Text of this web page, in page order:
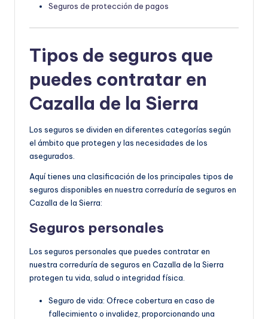
Seguros de protección de pagos
Tipos de seguros que
puedes contratar en
Cazalla de la Sierra
Los seguros se dividen en diferentes categorías según
el ámbito que protegen y las necesidades de los
asegurados.
Aquí tienes una clasificación de los principales tipos de
seguros disponibles en nuestra correduría de seguros en
Cazalla de la Sierra:
Seguros personales
Los seguros personales que puedes contratar en
nuestra correduría de seguros en Cazalla de la Sierra
protegen tu vida, salud o integridad física.
Seguro de vida: Ofrece cobertura en caso de
fallecimiento o invalidez, proporcionando una